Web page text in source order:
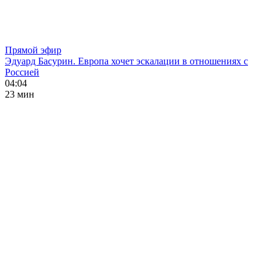
Прямой эфир
Эдуард Басурин. Европа хочет эскалации в отношениях с
Россией
04:04
23 мин